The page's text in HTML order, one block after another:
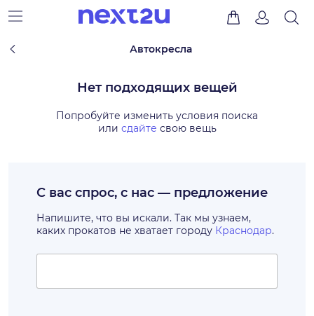
Автокресла
Нет подходящих вещей
Попробуйте изменить условия поиска
или сдайте свою вещь
С вас спрос, с нас — предложение
Напишите, что вы искали. Так мы узнаем,
каких прокатов не хватает городу Краснодар.